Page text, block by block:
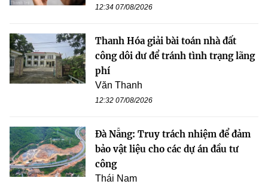
12:34 07/08/2026
Thanh Hóa giải bài toán nhà đất
công dôi dư để tránh tình trạng lãng
phí
Văn Thanh
12:32 07/08/2026
Đà Nẵng: Truy trách nhiệm để đảm
bảo vật liệu cho các dự án đầu tư
công
Thái Nam